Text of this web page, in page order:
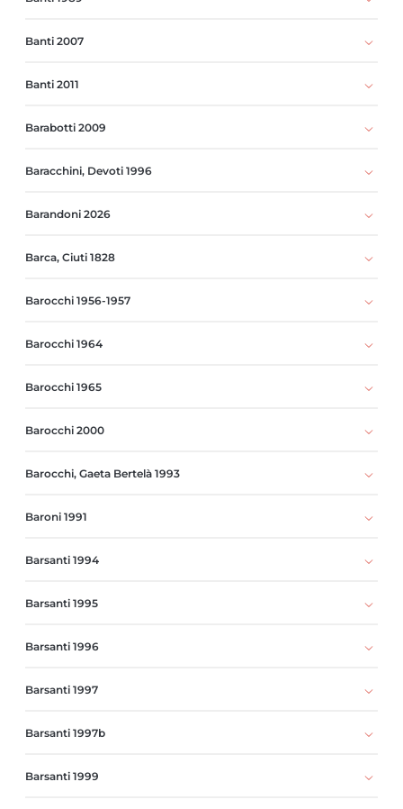
Banti 2007
Banti 2011
Barabotti 2009
Baracchini, Devoti 1996
Barandoni 2026
Barca, Ciuti 1828
Barocchi 1956-1957
Barocchi 1964
Barocchi 1965
Barocchi 2000
Barocchi, Gaeta Bertelà 1993
Baroni 1991
Barsanti 1994
Barsanti 1995
Barsanti 1996
Barsanti 1997
Barsanti 1997b
Barsanti 1999